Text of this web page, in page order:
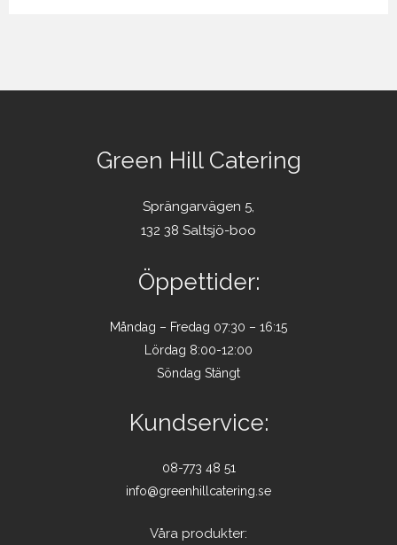
Green Hill Catering
Sprängarvägen 5,
132 38 Saltsjö-boo
Öppettider:
Måndag – Fredag 07:30 – 16:15
Lördag 8:00-12:00
Söndag Stängt
Kundservice:
08-773 48 51
info@greenhillcatering.se
Våra produkter: